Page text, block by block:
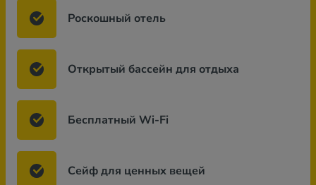
Роскошный отель
Открытый бассейн для отдыха
Бесплатный Wi-Fi
Сейф для ценных вещей